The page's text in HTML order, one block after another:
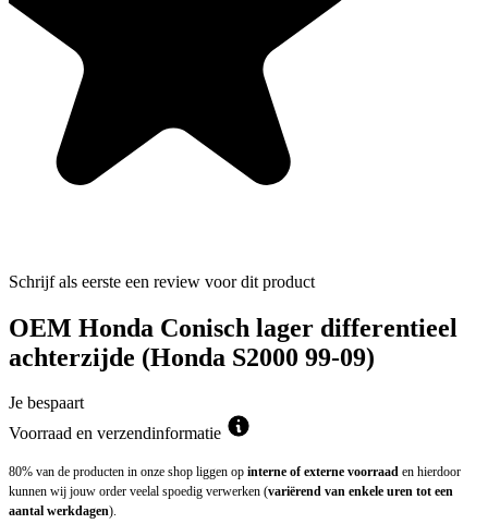
Schrijf als eerste een review voor dit product
OEM Honda Conisch lager differentieel
achterzijde (Honda S2000 99-09)
Je bespaart
Voorraad en verzendinformatie
80% van de producten in onze shop liggen op interne of externe voorraad en hierdoor
kunnen wij jouw order veelal spoedig verwerken (variërend van enkele uren tot een
aantal werkdagen).